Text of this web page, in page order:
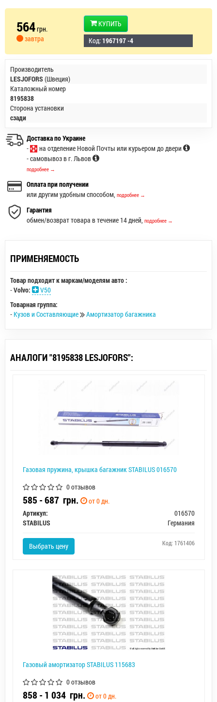
564грн.
завтра
КУПИТЬ
Код: 1967197 -4
Производитель
LESJOFORS (Швеция)
Каталожный номер
8195838
Сторона установки
сзади
Доставка по Украине
-
на отделение Новой Почты или курьером до двери
- самовывоз в г. Львов
подробнее →
Оплата при получении
или другим удобным способом, подробнее →
Гарантия
обмен/возврат товара в течение 14 дней, подробнее →
ПРИМЕНЯЕМОСТЬ
Товар подходит к маркам/моделям авто :
-Volvo:
V50
Товарная группа:
- Кузов и Составляющие Амортизатор багажника
АНАЛОГИ "8195838 LESJOFORS":
Газовая пружина, крышка багажник STABILUS 016570
0 отзывов
585 - 687 грн.
от 0 дн.
Артикул:
016570
STABILUS
Германия
Выбрать цену Код: 1761406
Газовый амортизатор STABILUS 115683
0 отзывов
858 - 1 034 грн. от 0 дн.